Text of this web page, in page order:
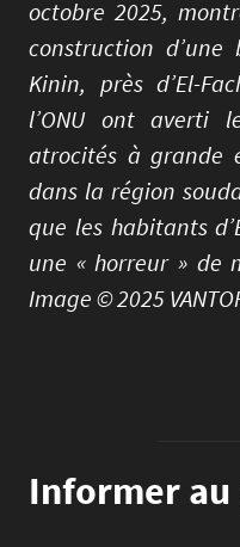
octobre 2025,
construction
Kinin, près d’El-
l’ONU ont averti
atrocités à grande
dans la région
que les habitants
une « horreur » de
Image © 2025
Informer au